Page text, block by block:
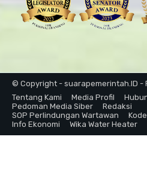
© Copyright - suarapemerintah.ID -
Tentang Kami
Media Profil
Pedoman Media Siber
Redaksi
SOP Perlindungan Wartawan
Info Ekonomi
Wika Water Heater